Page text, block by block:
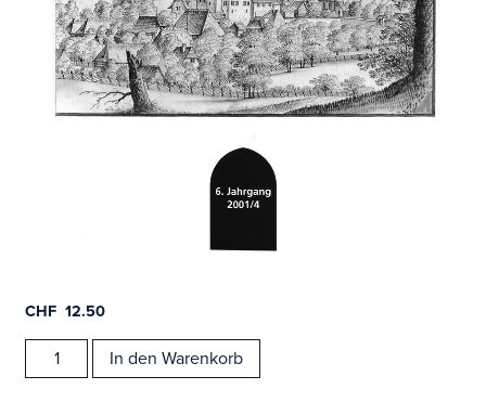
CHF 12.50
Zeitschrift,
Mittelalter
In den Warenkorb